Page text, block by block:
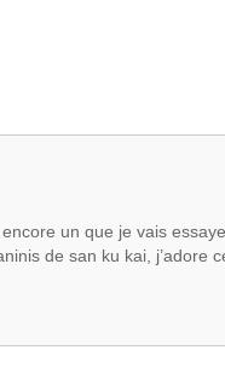
un que je vais
de san ku kai, j’adore